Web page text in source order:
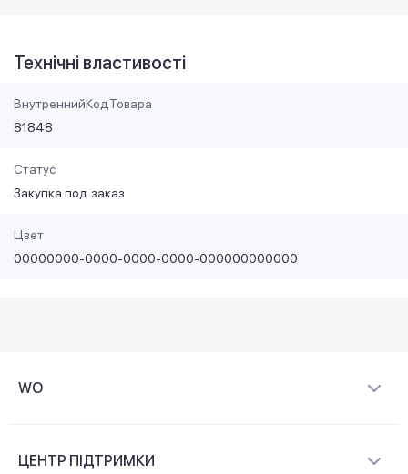
Технічні властивості
ВнутреннийКодТовара
81848
Статус
Закупка под заказ
Цвет
00000000-0000-0000-0000-000000000000
WO
ЦЕНТР ПІДТРИМКИ